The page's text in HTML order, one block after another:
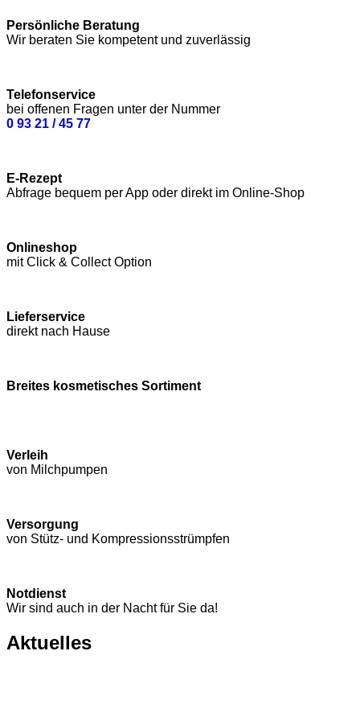
Persönliche Beratung
Wir beraten Sie kompetent und zuverlässig
Telefonservice
bei offenen Fragen unter der Nummer
0 93 21 / 45 77
E-Rezept
Abfrage bequem per App oder direkt im Online-Shop
Onlineshop
mit Click & Collect Option
Lieferservice
direkt nach Hause
Breites kosmetisches Sortiment
Verleih
von Milchpumpen
Versorgung
von Stütz- und Kompressions­strümpfen
Notdienst
Wir sind auch in der Nacht für Sie da!
Aktuelles